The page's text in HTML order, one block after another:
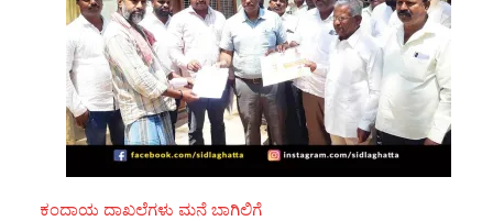
ಕಂದಾಯ ದಾಖಲೆಗಳು ಮನೆ ಬಾಗಿಲಿಗೆ